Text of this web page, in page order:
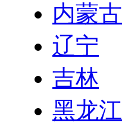
内蒙古
辽宁
吉林
黑龙江